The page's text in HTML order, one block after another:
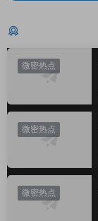
微密热点
微密热点
微密热点